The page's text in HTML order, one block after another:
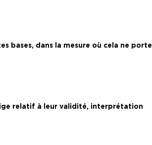
bases, dans la mesure où cela ne porte
relatif à leur validité, interprétation